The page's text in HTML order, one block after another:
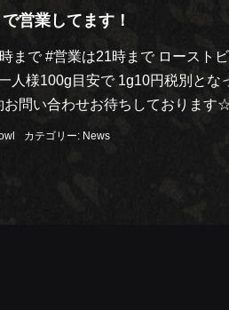
営業してます！
まで #営業は21時まで ロースト
人様100g目安で 1g10円税別とな
お問い合わせお待ちしております
カテゴリー: News